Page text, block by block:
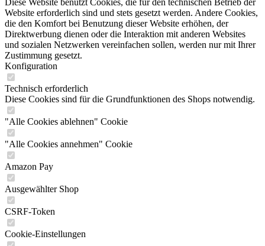
Diese Website benutzt Cookies, die für den technischen Betrieb der
Website erforderlich sind und stets gesetzt werden. Andere Cookies,
die den Komfort bei Benutzung dieser Website erhöhen, der
Direktwerbung dienen oder die Interaktion mit anderen Websites
und sozialen Netzwerken vereinfachen sollen, werden nur mit Ihrer
Zustimmung gesetzt.
Konfiguration
Technisch erforderlich
Diese Cookies sind für die Grundfunktionen des Shops notwendig.
"Alle Cookies ablehnen" Cookie
"Alle Cookies annehmen" Cookie
Amazon Pay
Ausgewählter Shop
CSRF-Token
Cookie-Einstellungen